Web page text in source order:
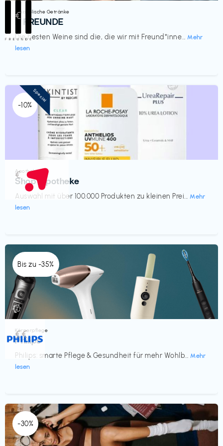
Alkoholische Getränke
III FREUNDE
Die besten Weine sind die, die wir mit Freund*inne... Mehr
lesen
€‎
-10%
Apotheke
Shop Apotheke
Auswahl mit über 100.000 Produkten zu kleinen Prei... Mehr
lesen
€‎
Special
Bis zu -35%
Körperpflege
Philips
Philips: smarte Pflege & Gesundheit für mehr Wohlb... Mehr
lesen
€€‎
-30%